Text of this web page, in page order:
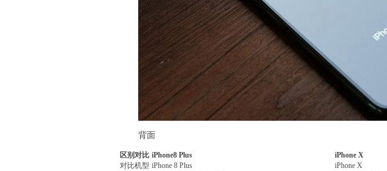
背面
区别对比 iPhone8 Plus
iPhone X
对比机型 iPhone 8 Plus
iPhone X